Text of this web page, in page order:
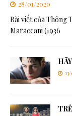
28/01/2020
Bài viết của Thông
Maraccani (1936